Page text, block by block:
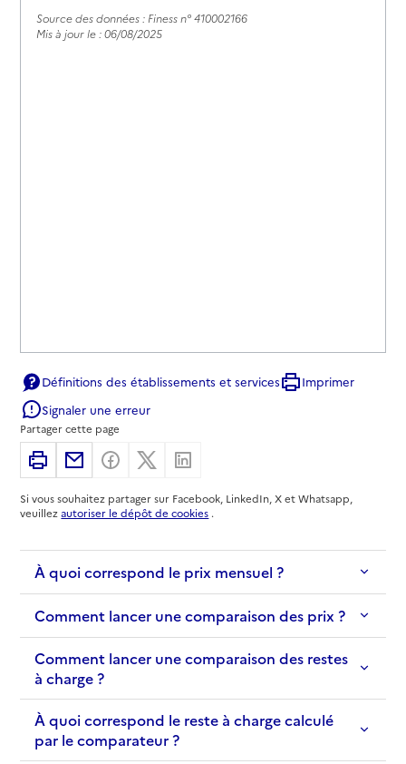
Source des données : Finess n° 410002166
Mis à jour le : 06/08/2025
Définitions des établissements et services
Imprimer
Signaler une erreur
Partager cette page
ImprimerPartager par email
Partager sur Facebook
Partager sur X
Si vous souhaitez partager sur Facebook, LinkedIn, X et Whatsapp,
veuillezautoriser le dépôt de cookies .
À quoi correspond le prix mensuel ?
Comment lancer une comparaison des prix ?
Comment lancer une comparaison des restes
à charge ?
À quoi correspond le reste à charge calculé
par le comparateur ?